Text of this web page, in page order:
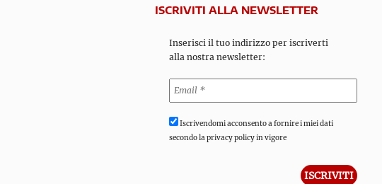
ISCRIVITI ALLA NEWSLETTER
Inserisci il tuo indirizzo per iscriverti
alla nostra newsletter:
Iscrivendomi acconsento a fornire i miei dati
secondo la privacy policy in vigore